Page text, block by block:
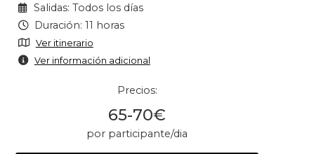
Salidas: Todos los días
Duración: 11 horas
Ver itinerario
Ver información adicional
Precios:
65-70€
por participante/dia